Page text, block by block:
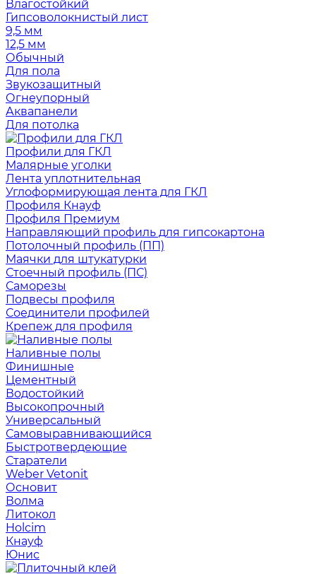
Влагостойкий
Гипсоволокнистый лист
9,5 мм
12,5 мм
Обычный
Для пола
Звукозащитный
Огнеупорный
Аквапанели
Для потолка
Профили для ГКЛ
Малярные уголки
Лента уплотнительная
Углоформирующая лента для ГКЛ
Профиля Кнауф
Профиля Премиум
Направляющий профиль для гипсокартона
Потолочный профиль (ПП)
Маячки для штукатурки
Стоечный профиль (ПС)
Саморезы
Подвесы профиля
Соединители профилей
Крепеж для профиля
Наливные полы
Финишные
Цементный
Водостойкий
Высокопрочный
Универсальный
Самовыравнивающийся
Быстротвердеющие
Старатели
Weber Vetonit
Основит
Волма
Литокол
Holcim
Кнауф
Юнис